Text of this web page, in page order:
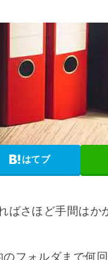
はてブ
さほど手間はか
フォルダまで何